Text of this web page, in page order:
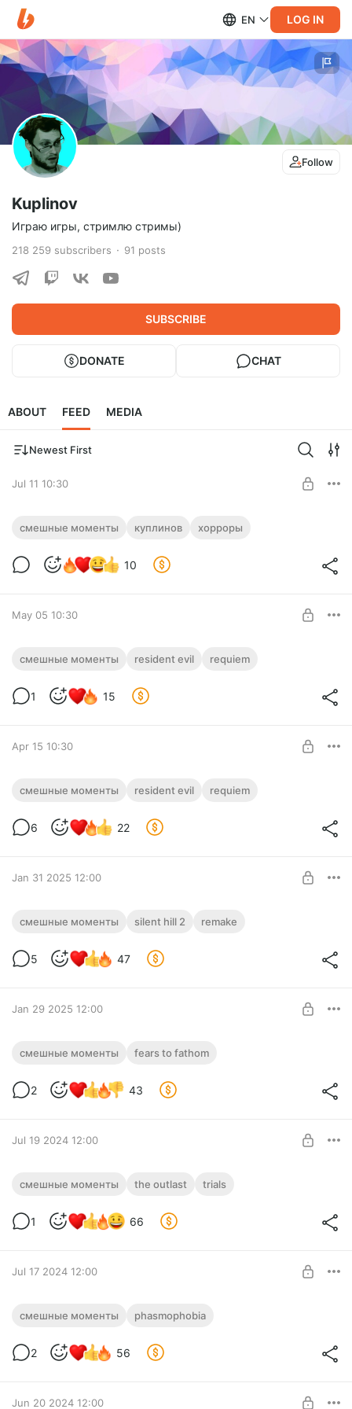
EN LOG IN
Follow
Kuplinov
Играю игры, стримлю стримы)
218 259 subscribers 91 posts
SUBSCRIBE
DONATE CHAT
ABOUT FEED MEDIA
Newest First
Jul 11 10:30
СМЕШНЫЕ МОМЕНТЫ С КУПЛИНОВЫМ
Level required:
Обычная подписка
смешные моменты куплинов хорроры
10
May 05 10:30
СМЕШНЫЕ МОМЕНТЫ С КУПЛИНОВЫМ
Level required:
Обычная подписка
смешные моменты resident evil requiem
1 15
Apr 15 10:30
СМЕШНЫЕ МОМЕНТЫ С КУПЛИНОВЫМ
Level required:
Обычная подписка
смешные моменты resident evil requiem
6 22
Jan 31 2025 12:00
СМЕШНЫЕ МОМЕНТЫ С КУПЛИНОВЫМ
Level required:
Обычная подписка
смешные моменты silent hill 2 remake
5 47
Jan 29 2025 12:00
СМЕШНЫЕ МОМЕНТЫ С КУПЛИНОВЫМ
Level required:
Обычная подписка
смешные моменты fears to fathom
2 43
Jul 19 2024 12:00
СМЕШНЫЕ МОМЕНТЫ С КУПЛИНОВЫМ
Level required:
Обычная подписка
смешные моменты the outlast trials
1 66
Jul 17 2024 12:00
СМЕШНЫЕ МОМЕНТЫ С КУПЛИНОВЫМ
Level required:
Обычная подписка
смешные моменты phasmophobia
2 56
Jun 20 2024 12:00